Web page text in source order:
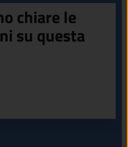
chiare le
su questa